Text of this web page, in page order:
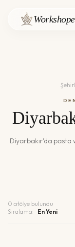
Diyarbakır'da pasta
0 atölye bulundu
Sıralama: